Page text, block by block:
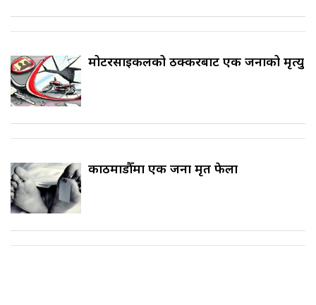
मोटरसाइकलको ठक्करबाट एक जनाको मृत्यु
काठमाडौँमा एक जना मृत फेला